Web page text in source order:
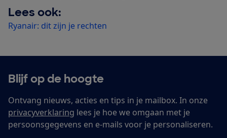
Lees ook:
Ryanair: dit zijn je rechten
Blijf op de hoogte
Ontvang nieuws, acties en tips in je mailbox. In onze
privacyverklaring lees je hoe we omgaan met je
persoonsgegevens en e-mails voor je personaliseren.